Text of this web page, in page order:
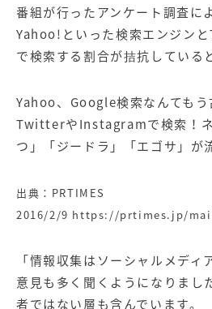
番組が行ったアンケート調査に
Yahoo! といった検索エンジンと
で検索する割合が拮抗している
Yahoo、 Google検索なんてもう
TwitterやInstagramで検索！
つ」「ジードラ」「エゴサ」が
出典：PRTIMES
2016/2/9 https://prtimes.jp/
「情報収集は ソーシャルメディ
意見も多く聞くようになりまし
者ではない層も含んでいます。